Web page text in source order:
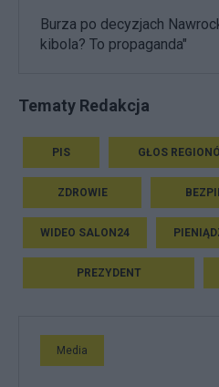
Burza po decyzjach
kibola? To propaganda"
Tematy Redakcja
PIS GŁOS
ZDROWIE
WIDEO SALON24
PREZYDENT
Media